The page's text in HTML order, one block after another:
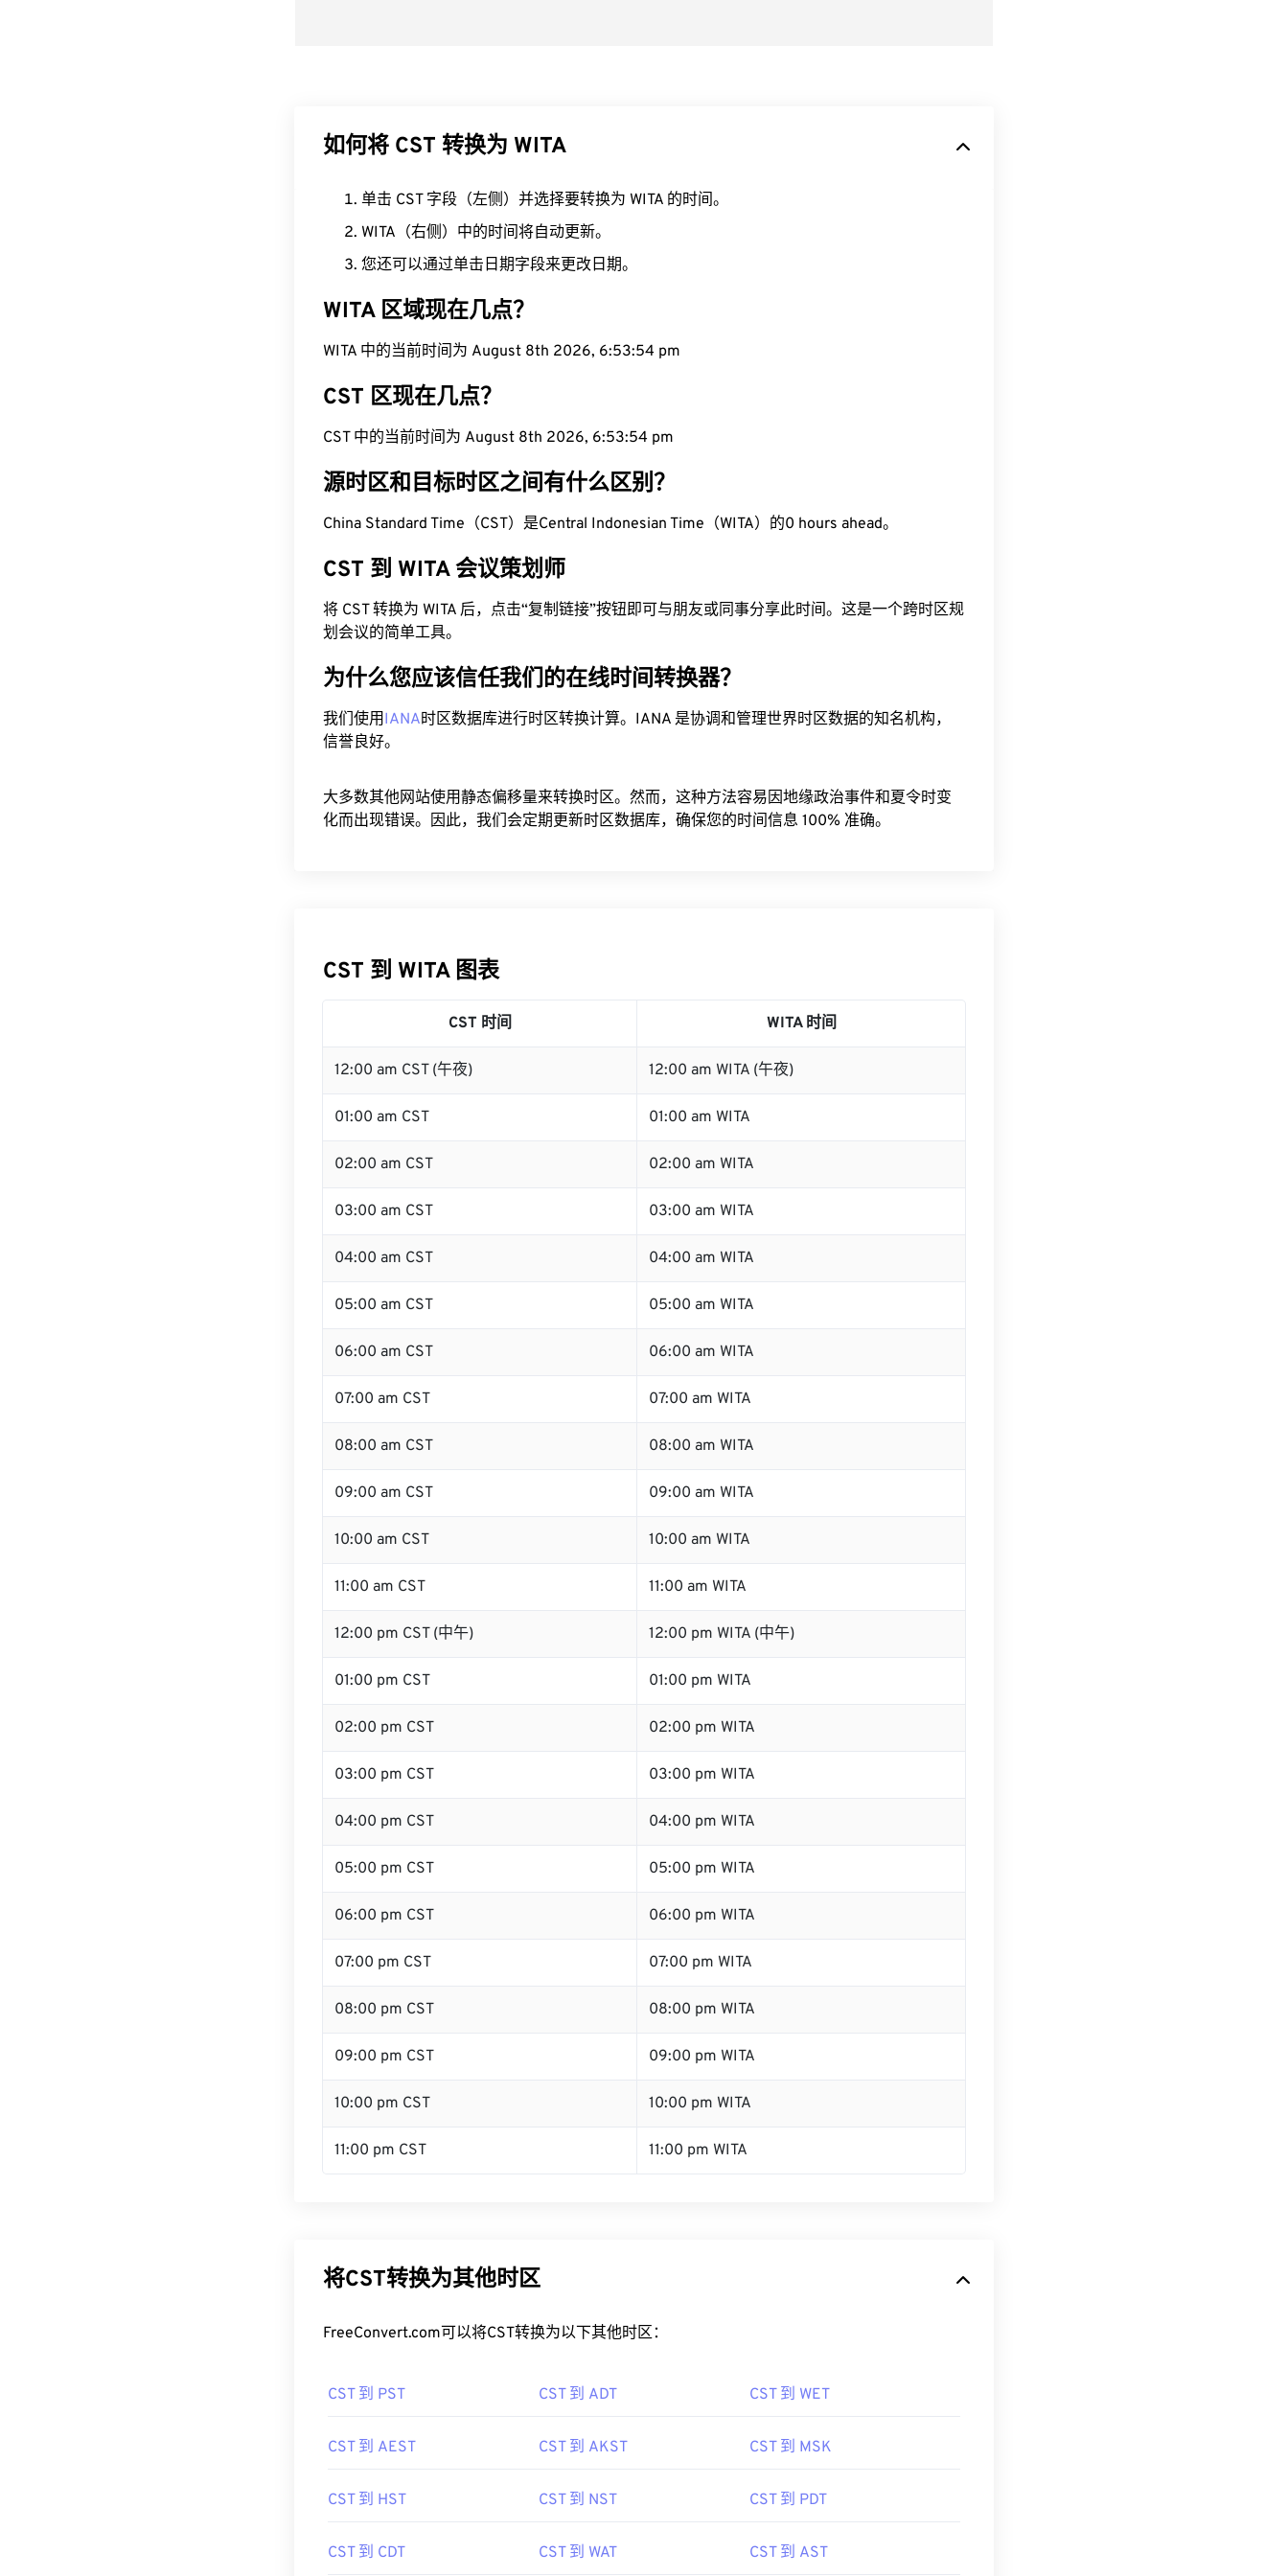
如何将 CST 转换为 WITA
单击 CST 字段（左侧）并选择要转换为 WITA 的时间。
WITA（右侧）中的时间将自动更新。
您还可以通过单击日期字段来更改日期。
WITA 区域现在几点？
WITA 中的当前时间为 August 8th 2026, 6:53:55 pm
CST 区现在几点？
CST 中的当前时间为 August 8th 2026, 6:53:55 pm
源时区和目标时区之间有什么区别？
China Standard Time（CST）是Central Indonesian Time（WITA）的0 hours ahead。
CST 到 WITA 会议策划师
将 CST 转换为 WITA 后，点击“复制链接”按钮即可与朋友或同事分享此时间。这是一个跨时区规
划会议的简单工具。
为什么您应该信任我们的在线时间转换器？
我们使用IANA时区数据库进行时区转换计算。IANA 是协调和管理世界时区数据的知名机构，
信誉良好。
大多数其他网站使用静态偏移量来转换时区。然而，这种方法容易因地缘政治事件和夏令时变
化而出现错误。因此，我们会定期更新时区数据库，确保您的时间信息 100% 准确。
CST 到 WITA 图表
CST 时间 WITA 时间
12:00 am CST (午夜) 12:00 am WITA (午夜)
01:00 am CST 01:00 am WITA
02:00 am CST 02:00 am WITA
03:00 am CST 03:00 am WITA
04:00 am CST 04:00 am WITA
05:00 am CST 05:00 am WITA
06:00 am CST 06:00 am WITA
07:00 am CST 07:00 am WITA
08:00 am CST 08:00 am WITA
09:00 am CST 09:00 am WITA
10:00 am CST 10:00 am WITA
11:00 am CST 11:00 am WITA
12:00 pm CST (中午) 12:00 pm WITA (中午)
01:00 pm CST 01:00 pm WITA
02:00 pm CST 02:00 pm WITA
03:00 pm CST 03:00 pm WITA
04:00 pm CST 04:00 pm WITA
05:00 pm CST 05:00 pm WITA
06:00 pm CST 06:00 pm WITA
07:00 pm CST 07:00 pm WITA
08:00 pm CST 08:00 pm WITA
09:00 pm CST 09:00 pm WITA
10:00 pm CST 10:00 pm WITA
11:00 pm CST 11:00 pm WITA
将CST转换为其他时区
FreeConvert.com可以将CST转换为以下其他时区：
CST 到 PST CST 到 ADT CST 到 WET
CST 到 AEST CST 到 AKST CST 到 MSK
CST 到 HST CST 到 NST CST 到 PDT
CST 到 CDT CST 到 WAT CST 到 AST